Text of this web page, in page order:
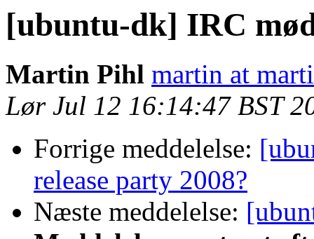
[ubuntu-dk] IRC
Martin Pihl martin at
Lør Jul 12 16:14:47 BST
Forrige meddelelse:
release party 2008?
Næste meddelelse: